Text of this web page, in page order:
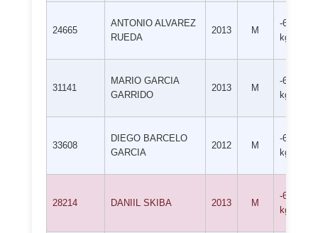
24665
ANTONIO ALVAREZ
RUEDA
2013 M
-66
kg
31141
MARIO GARCIA
GARRIDO
2013 M
-66
kg
33608
DIEGO BARCELO
GARCIA
2012 M
-66
kg
28214 DANIIL SKIBA 2013 M
-66
kg